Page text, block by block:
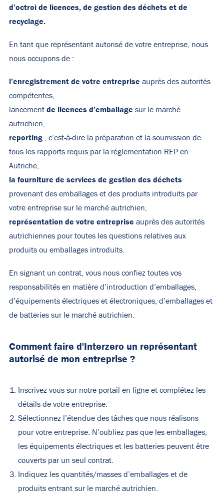
d’octroi de licences, de gestion des déchets et de
recyclage.
En tant que représentant autorisé de votre entreprise, nous
nous occupons de :
l’enregistrement de votre entreprise auprès des autorités
compétentes,
lancement de licences d’emballage sur le marché
autrichien,
reporting , c’est-à-dire la préparation et la soumission de
tous les rapports requis par la réglementation REP en
Autriche,
la fourniture de services de gestion des déchets
provenant des emballages et des produits introduits par
votre entreprise sur le marché autrichien,
représentation de votre entreprise auprès des autorités
autrichiennes pour toutes les questions relatives aux
produits ou emballages introduits.
En signant un contrat, vous nous confiez toutes vos
responsabilités en matière d’introduction d’emballages,
d’équipements électriques et électroniques, d’emballages et
de batteries sur le marché autrichien.
Comment faire d'Interzero un représentant
autorisé de mon entreprise ?
Inscrivez-vous sur notre portail en ligne et complétez les
détails de votre entreprise.
Sélectionnez l’étendue des tâches que nous réalisons
pour votre entreprise. N’oubliez pas que les emballages,
les équipements électriques et les batteries peuvent être
couverts par un seul contrat.
Indiquez les quantités/masses d’emballages et de
produits entrant sur le marché autrichien.